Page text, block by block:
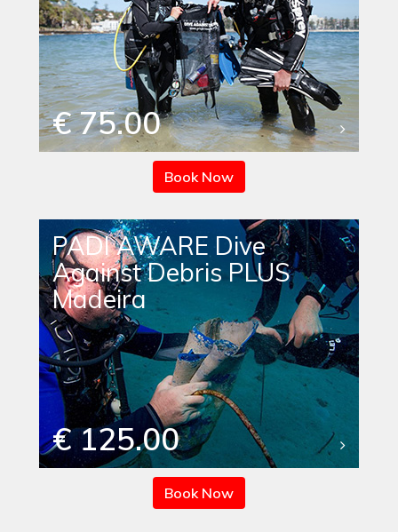
€ 75.00
Book Now
PADI AWARE Dive
Against Debris PLUS
Madeira
€ 125.00
Book Now